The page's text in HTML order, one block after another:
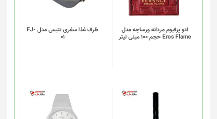
ادو پرفیوم مردانه ورساچه مدل
Eros Flame حجم 100 میلی لیتر
ظرف غذا سفری تتیس مدل FJ-
01